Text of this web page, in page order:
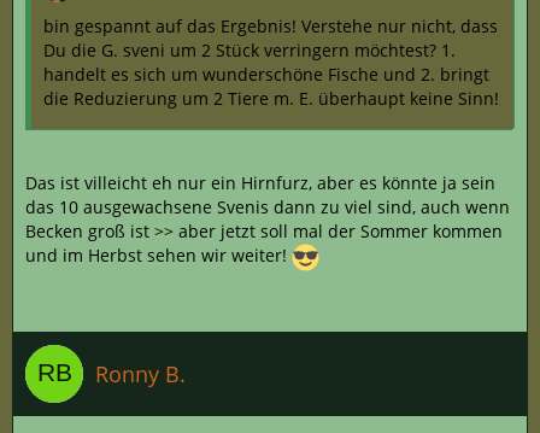
bin gespannt auf das Ergebnis! Verstehe nur nicht, dass
Du die G. sveni um 2 Stück verringern möchtest? 1.
handelt es sich um wunderschöne Fische und 2. bringt
die Reduzierung um 2 Tiere m. E. überhaupt keine Sinn!
Das ist villeicht eh nur ein Hirnfurz, aber es könnte ja sein
das 10 ausgewachsene Svenis dann zu viel sind, auch wenn
Becken groß ist >> aber jetzt soll mal der Sommer kommen
und im Herbst sehen wir weiter!
Ronny B.